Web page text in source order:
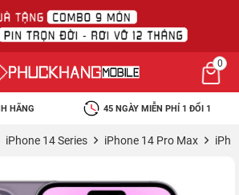
0
HÃNG 45 NGÀY MIỄN PHÍ 1 ĐỔI 1
iPhone 14 Series iPhone 14 Pro Max